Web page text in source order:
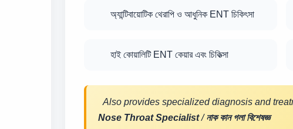
অ্যান্টিবায়োটিক থেরাপি ও আধুনিক ENT চিকিৎসা
হাই কোয়ালিটি ENT কেয়ার এবং চিকিত্সা
Also provides specialized diagnosis and
Nose Throat Specialist/নাক কান গলা বিশেষজ্ঞ